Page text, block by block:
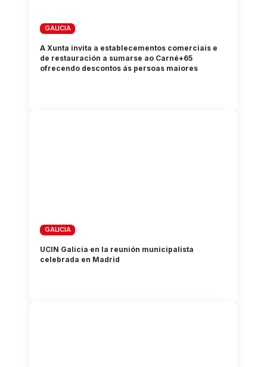
GALICIA
A Xunta invita a establecementos comerciais e
de restauración a sumarse ao Carné+65
ofrecendo descontos ás persoas maiores
GALICIA
UCIN Galicia en la reunión municipalista
celebrada en Madrid